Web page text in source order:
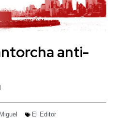
anti-
El Editor